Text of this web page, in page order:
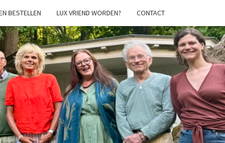
BESTELLEN LUX VRIEND WORDEN? CONTACT